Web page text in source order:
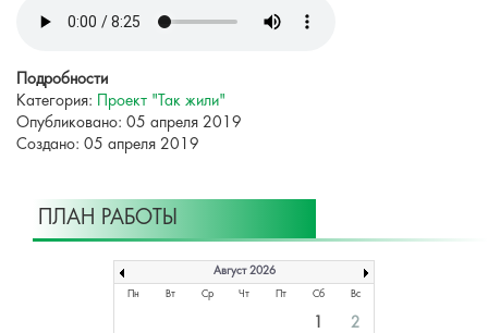
Подробности
Категория:
Проект "Так жили"
Опубликовано: 05 апреля 2019
Создано: 05 апреля 2019
ПЛАН РАБОТЫ
Август 2026
Пн Вт Ср Чт Пт Сб Вс
1
2